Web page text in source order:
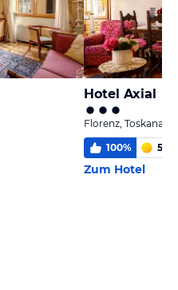
Hotel Axial
Florenz, Toskana
100% 5,5
Zum Hotel